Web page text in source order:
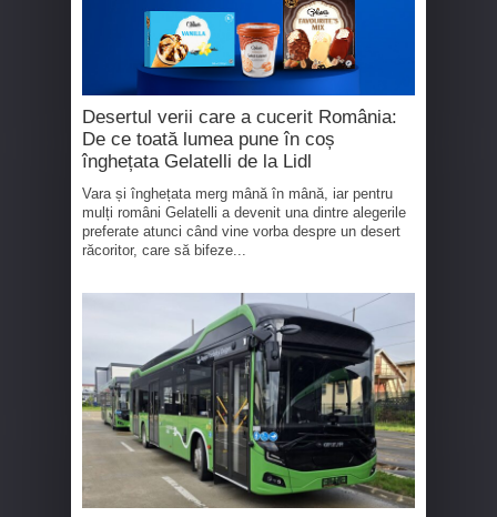
Desertul verii care a cucerit România:
De ce toată lumea pune în coș
înghețata Gelatelli de la Lidl
Vara și înghețata merg mână în mână, iar pentru
mulți români Gelatelli a devenit una dintre alegerile
preferate atunci când vine vorba despre un desert
răcoritor, care să bifeze...